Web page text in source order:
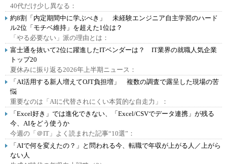
40代だけ少し異なる：
約8割「内定期間中に学ぶべき」 未経験エンジニア自主学習のハード
ル2位「モチベ維持」を超えた1位は？
「やる必要ない」派の理由とは：
富士通を抜いて2位に躍進したITベンダーは？ IT業界の就職人気企業
トップ20
夏休みに振り返る2026年上半期ニュース：
「AI活用する新人増えてOJT負担増」 複数の調査で露呈した現場の苦
悩
重要なのは「AIに代替されにくい本質的な自走力」：
「Excel好き」では進化できない、「Excel/CSVでデータ連携」が残る
今、AIをどう使うか
今週の「＠IT」よく読まれた記事“10選”：
「AIで何を変えたの？」と問われる今、転職で年収が上がる人／上がら
ない人